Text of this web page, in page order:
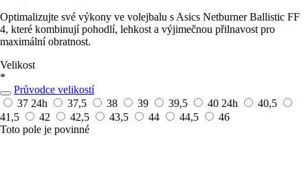
Optimalizujte své výkony ve volejbalu s Asics Netburner Ballistic FF
4, které kombinují pohodlí, lehkost a výjimečnou přilnavost pro
maximální obratnost.
Velikost
*
Průvodce velikostí
37 24h 37,5 38 39 39,5 40 24h
40,5
41,5
42 42,5 43,5 44 44,5
46
Toto pole je povinné